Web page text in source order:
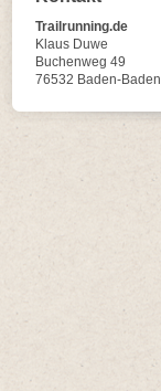
Trailrunning.de
Klaus Duwe
Buchenweg 49
76532 Baden-Baden